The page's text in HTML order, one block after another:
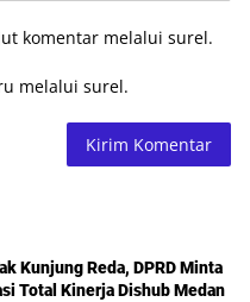
komentar melalui surel.
melalui surel.
Kunjung Reda, DPRD Minta
Total Kinerja Dishub Medan